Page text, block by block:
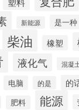
新能源 是一种
柴油 橡塑
液化气 混凝
电脑 的是 的
肥料 能源